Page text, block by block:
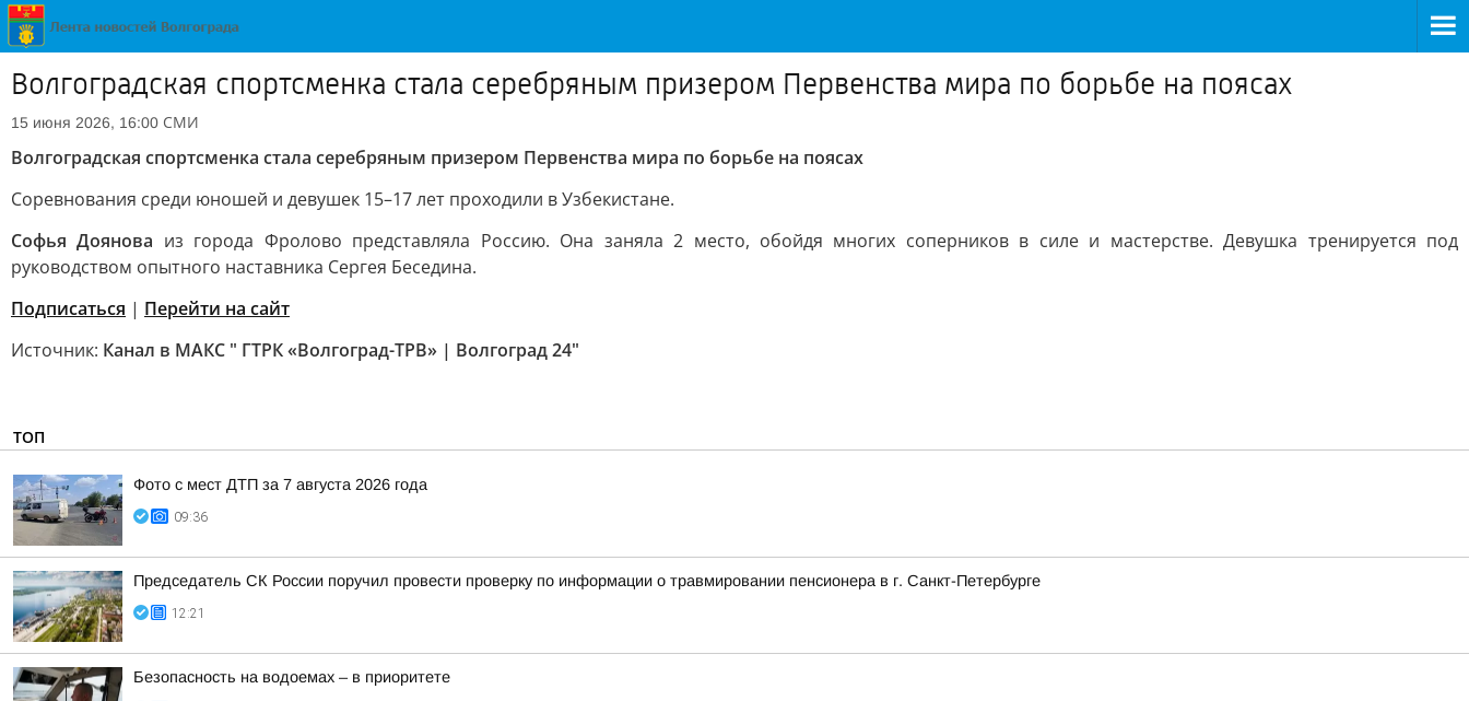
Волгоградская спортсменка стала серебряным призером Первенства мира по борьбе на поясах
15 июня 2026, 16:00 СМИ
Волгоградская спортсменка стала серебряным призером Первенства мира по борьбе на поясах
Соревнования среди юношей и девушек 15–17 лет проходили в Узбекистане.
Софья Доянова из города Фролово представляла Россию. Она заняла 2 место, обойдя многих соперников в силе и мастерстве. Девушка тренируется под
руководством опытного наставника Сергея Беседина.
Подписаться | Перейти на сайт
Источник: Канал в МАКС " ГТРК «Волгоград-ТРВ» | Волгоград 24"
ТОП
Фото с мест ДТП за 7 августа 2026 года
09:36
Председатель СК России поручил провести проверку по информации о травмировании пенсионера в г. Санкт-Петербурге
12:21
Безопасность на водоемах – в приоритете